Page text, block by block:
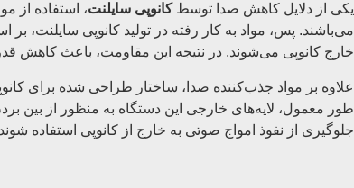
یکی از دلایل کاهش صدا توسطکانوپی سایلنت، استفاده از
می‌باشند. پس، مواد به کار رفته در تولید کانوپی سایلنت،
خارج کانوپی می‌شوند. در نتیجه این مقاومت، باعث کاهش
علاوه بر مواد جذب‌کننده صدا، ساختار طراحی شده برای
طور معمول، لایه‌های خارجی این دستگاه به منظور از بین
جلوگیری از نفوذ امواج صوتی به خارج از کانوپی استفاده